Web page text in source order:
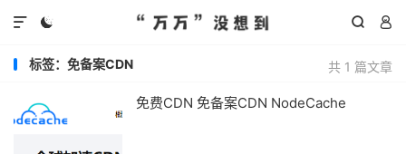
  

共 1 篇文章
标签：免备案CDN
免费CDN 免备案CDN NodeCache